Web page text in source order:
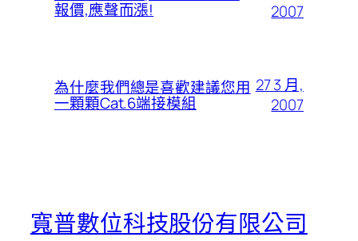
報價,應聲而漲!
2007
為什麼我們總是喜歡建議您用
一顆顆Cat.6端接模組
27 3 月,
2007
寬普數位科技股份有限公司